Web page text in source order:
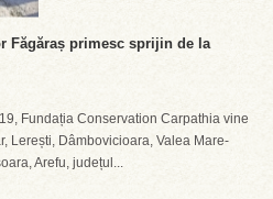
Făgăraș primesc sprijin de la
Fundația Conservation Carpathia vine
Lerești, Dâmbovicioara, Valea Mare-
Arefu, județul...